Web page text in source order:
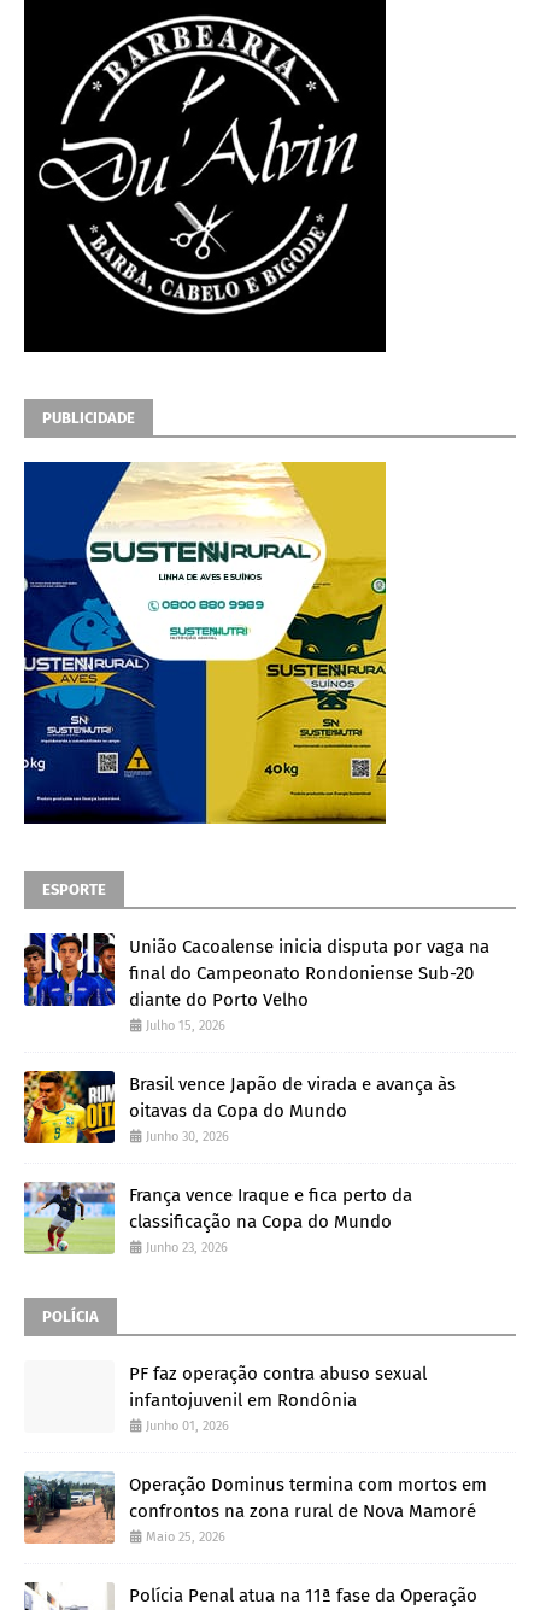
PUBLICIDADE
ESPORTE
União Cacoalense inicia disputa por vaga na
final do Campeonato Rondoniense Sub-20
diante do Porto Velho
Julho 15, 2026
Brasil vence Japão de virada e avança às
oitavas da Copa do Mundo
Junho 30, 2026
França vence Iraque e fica perto da
classificação na Copa do Mundo
Junho 23, 2026
POLÍCIA
PF faz operação contra abuso sexual
infantojuvenil em Rondônia
Junho 01, 2026
Operação Dominus termina com mortos em
confrontos na zona rural de Nova Mamoré
Maio 25, 2026
Polícia Penal atua na 11ª fase da Operação